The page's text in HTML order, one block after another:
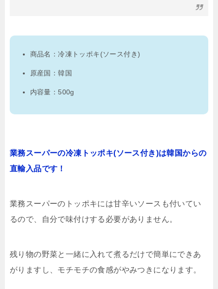
商品名：冷凍トッポキ(ソース付き)
原産国：韓国
内容量：500g
業務スーパーの冷凍トッポキ(ソース付き)は韓国からの
直輸入品です！
業務スーパーのトッポキには甘辛いソースも付いてい
るので、自分で味付けする必要がありません。
残り物の野菜と一緒に入れて煮るだけで簡単にできあ
がりますし、モチモチの食感がやみつきになります。